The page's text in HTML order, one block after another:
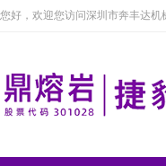
您好，欢迎您访问深圳市奔丰达机